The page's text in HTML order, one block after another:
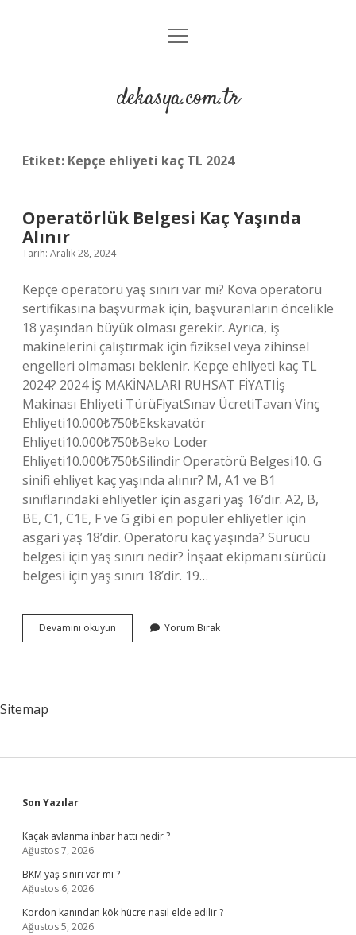
Anasayfa
Yasal Uyarı
menüyü
dekasya.com.tr
Etiket: Kepçe ehliyeti kaç TL 2024
Operatörlük Belgesi Kaç Yaşında
Alınır
Tarih: Aralık 28, 2024
Kepçe operatörü yaş sınırı var mı? Kova operatörü
sertifikasına başvurmak için, başvuranların öncelikle
18 yaşından büyük olması gerekir. Ayrıca, iş
makinelerini çalıştırmak için fiziksel veya zihinsel
engelleri olmaması beklenir. Kepçe ehliyeti kaç TL
2024? 2024 İŞ MAKİNALARI RUHSAT FİYATIİş
Makinası Ehliyeti TürüFiyatSınav ÜcretiTavan Vinç
Ehliyeti10.000₺750₺Ekskavatör
Ehliyeti10.000₺750₺Beko Loder
Ehliyeti10.000₺750₺Silindir Operatörü Belgesi10. G
sinifi ehliyet kaç yaşında alınır? M, A1 ve B1
sınıflarındaki ehliyetler için asgari yaş 16’dır. A2, B,
BE, C1, C1E, F ve G gibi en popüler ehliyetler için
asgari yaş 18’dir. Operatörü kaç yaşında? Sürücü
belgesi için yaş sınırı nedir? İnşaat ekipmanı sürücü
belgesi için yaş sınırı 18’dir. 19…
Devamını okuyun Operatörlük
Belgesi
Yorum Bırak
Sitemap
Sidebar
Son Yazılar
Kaçak avlanma ihbar hattı nedir ?
Ağustos 7, 2026
BKM yaş sınırı var mı ?
Ağustos 6, 2026
Kordon kanından kök hücre nasıl elde edilir ?
Ağustos 5, 2026